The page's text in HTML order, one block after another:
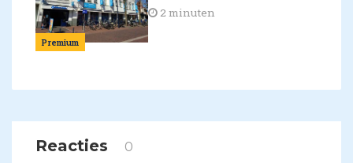
Premium
2 minuten
Reacties 0